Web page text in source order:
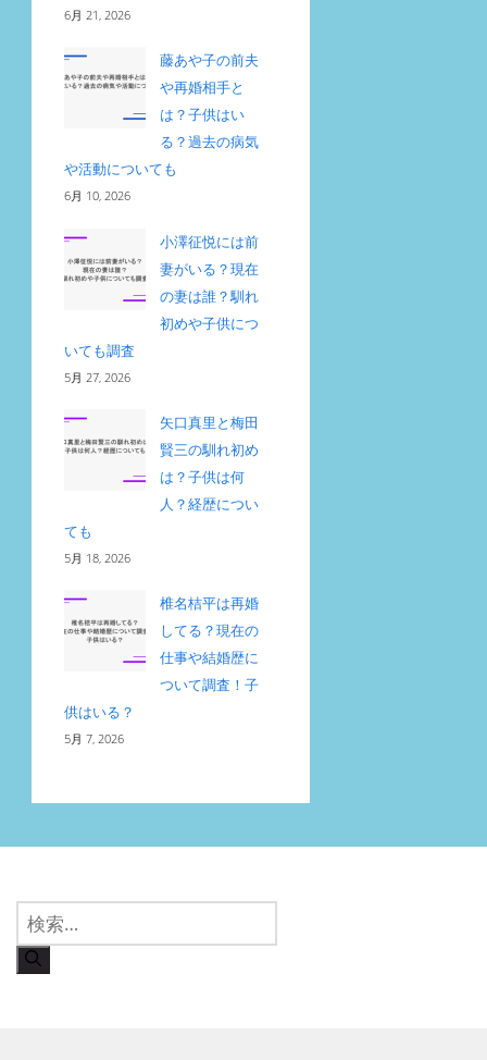
6月 21, 2026
藤あや子の前夫
や再婚相手と
は？子供はい
る？過去の病気
や活動についても
6月 10, 2026
小澤征悦には前
妻がいる？現在
の妻は誰？馴れ
初めや子供につ
いても調査
5月 27, 2026
矢口真里と梅田
賢三の馴れ初め
は？子供は何
人？経歴につい
ても
5月 18, 2026
椎名桔平は再婚
してる？現在の
仕事や結婚歴に
ついて調査！子
供はいる？
5月 7, 2026
検
索: